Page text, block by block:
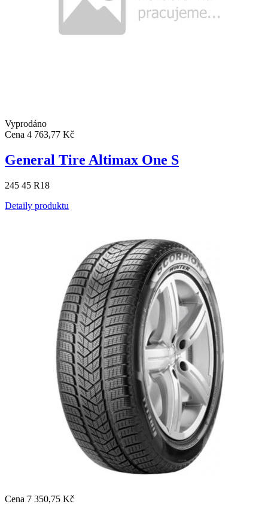
Vyprodáno
Cena 4 763,77 Kč
General Tire Altimax One S
245 45 R18
Detaily produktu
Cena 7 350,75 Kč